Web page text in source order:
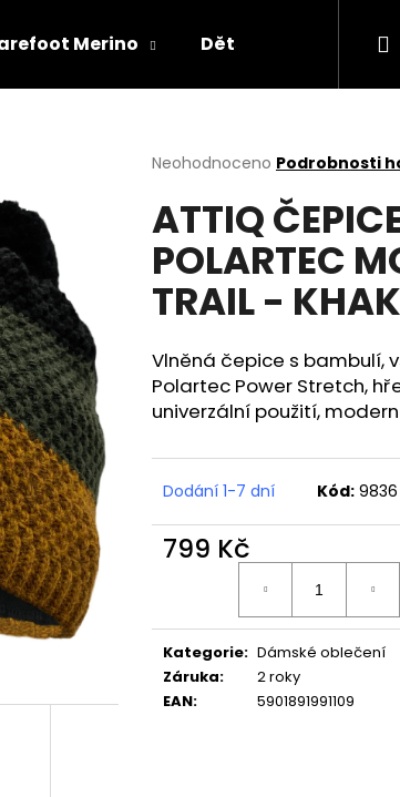
Merino Dětské oblečení
Průměrné
produktu
je
0,0
5
hvězdiček.
Neohodnoceno Podrobnosti
ATTIQ
POLARTEC
TRAIL -
Vlněná čepice s bambulí,
Polartec Power Stretch,
univerzální použití,
Dodání 1-7 dní Kód: 9836
799 Kč
Kategorie: Dámské oblečení
Záruka:
2 roky
EAN: 5901891991109
HLEDAT
BRUBECK DÁMSKÉ KALHOTKY HIPSTER
COMFORT WOOL 3 KS.
869 Kč
Původně: